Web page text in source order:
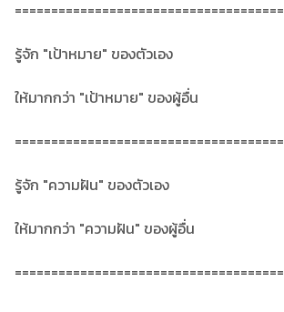
=====================================
รู้จัก "เป้าหมาย" ของตัวเอง
ให้มากกว่า "เป้าหมาย" ของผู้อื่น
=====================================
รู้จัก "ความฝัน" ของตัวเอง
ให้มากกว่า "ความฝัน" ของผู้อื่น
=====================================